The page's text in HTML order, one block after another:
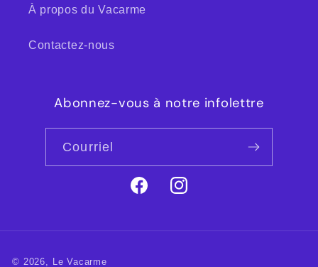
À propos du Vacarme
Contactez-nous
Abonnez-vous à notre infolettre
Courriel
FacebookInstagram
© 2026, Le Vacarme